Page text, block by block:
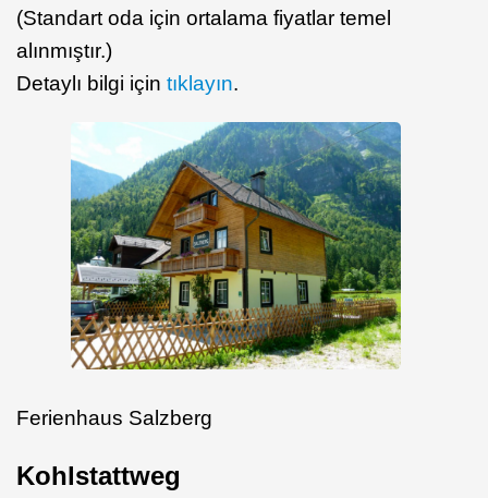
(Standart oda için ortalama fiyatlar temel
alınmıştır.)
Detaylı bilgi için tıklayın.
Ferienhaus Salzberg
Kohlstattweg